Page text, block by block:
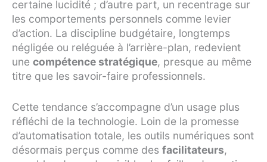
certaine lucidité ; d’autre part, un recentrage sur
les comportements personnels comme levier
d’action. La discipline budgétaire, longtemps
négligée ou reléguée à l’arrière-plan, redevient
une compétence stratégique, presque au même
titre que les savoir-faire professionnels.
Cette tendance s’accompagne d’un usage plus
réfléchi de la technologie. Loin de la promesse
d’automatisation totale, les outils numériques sont
désormais perçus comme des facilitateurs,